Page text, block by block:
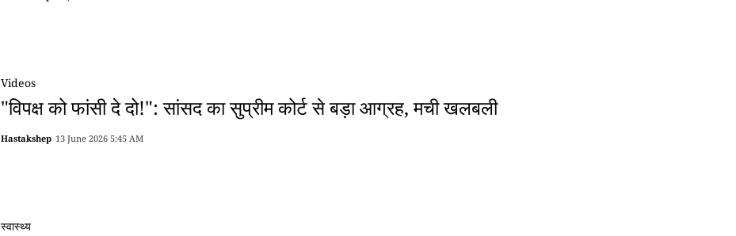
Videos
"विपक्ष को फांसी दे दो!": सांसद का सुप्रीम कोर्ट से बड़ा आग्रह, मची खलबली
Hastakshep 13 June 2026 5:45 AM
स्वास्थ्य